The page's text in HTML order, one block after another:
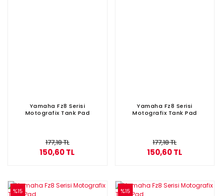
Yamaha Fz8 Serisi
Motografix Tank Pad
177,18 TL
150,60 TL
Yamaha Fz8 Serisi
Motografix Tank Pad
177,18 TL
150,60 TL
%15 %15